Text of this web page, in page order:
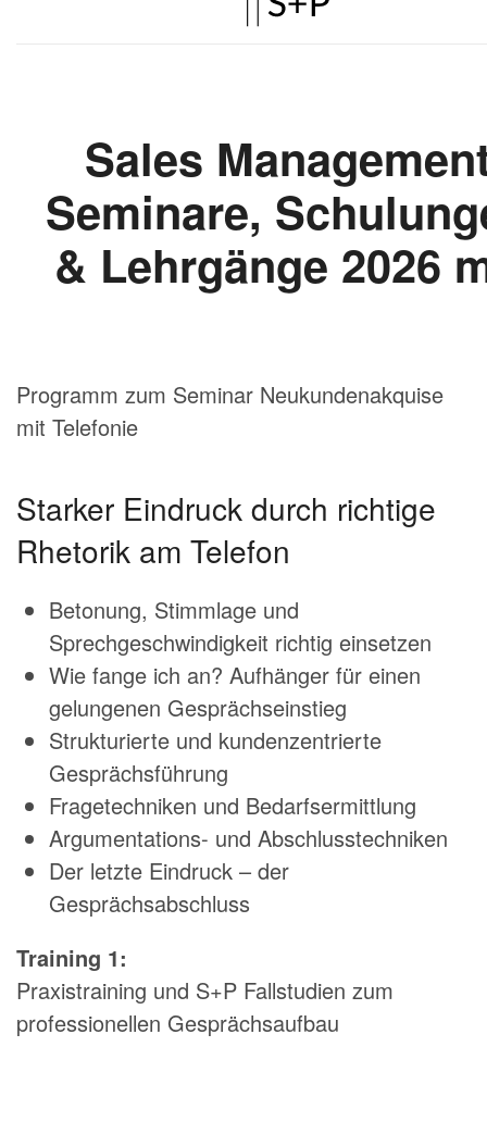
Programm zum Seminar Neukundenakquise
mit Telefonie
Starker Eindruck durch richtige
Rhetorik am Telefon
Betonung, Stimmlage und
Sprechgeschwindigkeit richtig einsetzen
Wie fange ich an? Aufhänger für einen
gelungenen Gesprächseinstieg
Strukturierte und kundenzentrierte
Gesprächsführung
Fragetechniken und Bedarfsermittlung
Argumentations- und Abschlusstechniken
Der letzte Eindruck – der
Gesprächsabschluss
Training 1:
Praxistraining und S+P Fallstudien zum
professionellen Gesprächsaufbau